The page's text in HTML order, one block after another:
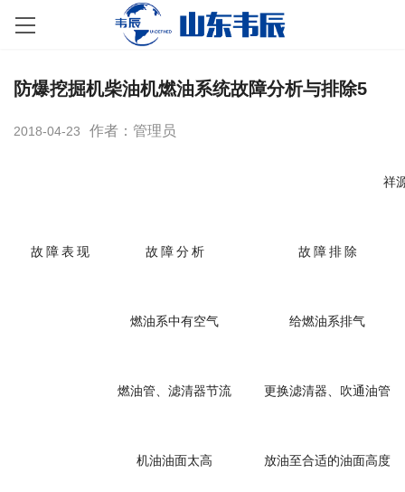
防爆挖掘机柴油机燃油系统故障分析与排除5
2018-04-23 作者：管理员
祥
故 障 表 现 故 障 分 析 故 障 排 除
燃油系中有空气 给燃油系排气
燃油管、滤清器节流 更换滤清器、吹通油管
机油油面太高 放油至合适的油面高度